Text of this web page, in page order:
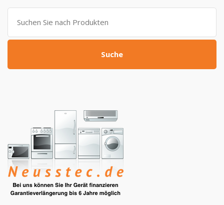
799,00 €309,00 €.
Suche
nach:
Suche